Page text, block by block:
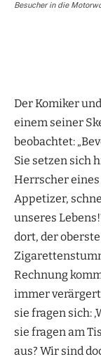
Besucher in die
Der Komiker
einem seiner
beobachtet:
Sie setzen sich
Herrscher eines
Appetizer,
unseres
dort, der
Rechnung
immer
sie fragen sich:
sie fragen am
aus? Wir sind